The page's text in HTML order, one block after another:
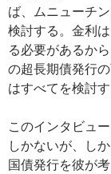
ば、ムニューチ
検討する。金利
る必要があるか
の超長期債発行
はすべてを検討
このインタビュ
しかないが、し
国債発行を彼が